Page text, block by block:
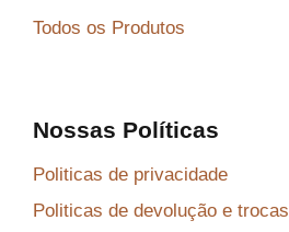
Todos os Produtos
Nossas Políticas
Politicas de privacidade
Politicas de devolução e trocas